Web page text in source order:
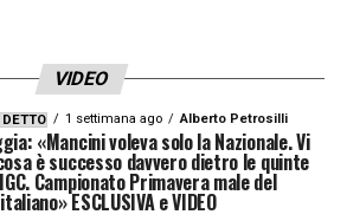
VIDEO
DETTO 1 settimana ago Alberto Petrosilli
«Mancini voleva solo la Nazionale. Vi
è successo davvero dietro le quinte
Campionato Primavera male del
ESCLUSIVA e VIDEO